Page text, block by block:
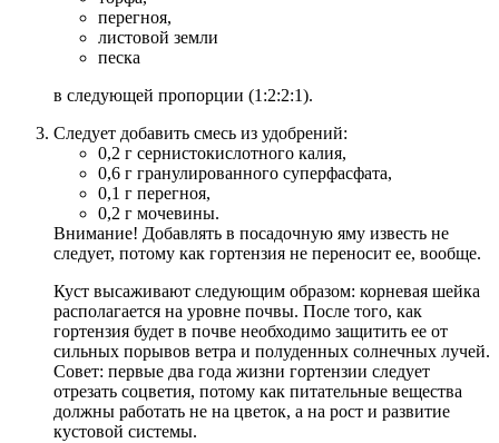
перегноя,
листовой земли
песка
в следующей пропорции (1:2:2:1).
Следует добавить смесь из удобрений:
0,2 г сернистокислотного калия,
0,6 г гранулированного суперфасфата,
0,1 г перегноя,
0,2 г мочевины.
Внимание! Добавлять в посадочную яму известь не
следует, потому как гортензия не переносит ее, вообще.
Куст высаживают следующим образом: корневая шейка
располагается на уровне почвы. После того, как
гортензия будет в почве необходимо защитить ее от
сильных порывов ветра и полуденных солнечных лучей.
Совет: первые два года жизни гортензии следует
отрезать соцветия, потому как питательные вещества
должны работать не на цветок, а на рост и развитие
кустовой системы.